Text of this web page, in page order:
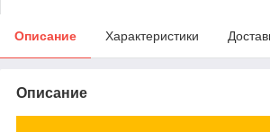
Описание Характеристики
Описание